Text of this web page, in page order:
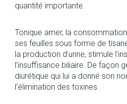
quantité importante.
Tonique amer, la
ses feuilles sous forme de
la production d’urine, stimule
l’insuffisance biliaire. De façon
diurétique qui lui a donné son
l’élimination des toxines.